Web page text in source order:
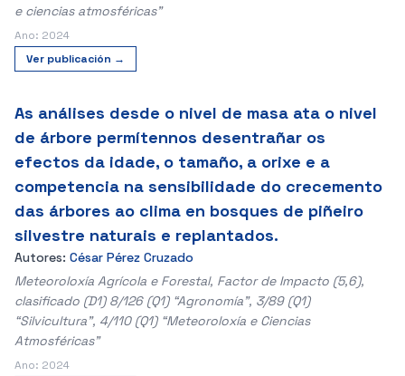
e ciencias atmosféricas”
Ano: 2024
Ver publicación →
As análises desde o nivel de masa ata o nivel
de árbore permítennos desentrañar os
efectos da idade, o tamaño, a orixe e a
competencia na sensibilidade do crecemento
das árbores ao clima en bosques de piñeiro
silvestre naturais e replantados.
Autores: César Pérez Cruzado
Meteoroloxía Agrícola e Forestal, Factor de Impacto (5,6),
clasificado (D1) 8/126 (Q1) “Agronomía”, 3/89 (Q1)
“Silvicultura”, 4/110 (Q1) “Meteoroloxía e Ciencias
Atmosféricas”
Ano: 2024